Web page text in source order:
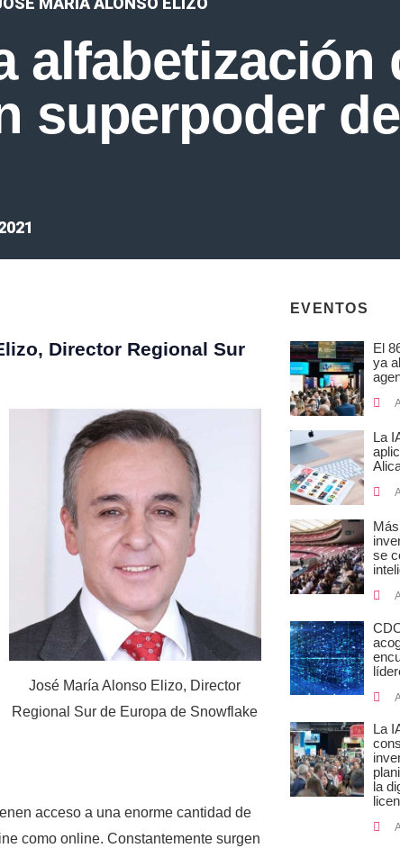
alfabetización
superpoder de
Director Regional Sur
José María Alonso Elizo, Director
Regional Sur de Europa de Snowflake
acceso a una enorme cantidad de
como online. Constantemente surgen
EVENTOS
El
ya
La
se
La
la